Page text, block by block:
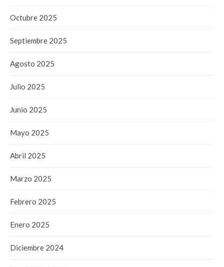
Octubre 2025
Septiembre 2025
Agosto 2025
Julio 2025
Junio 2025
Mayo 2025
Abril 2025
Marzo 2025
Febrero 2025
Enero 2025
Diciembre 2024